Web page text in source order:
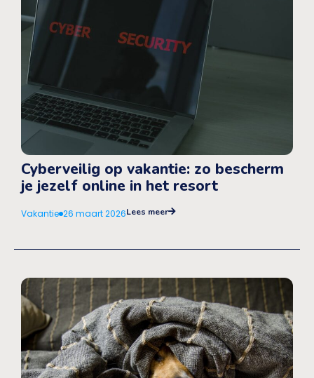
Cyberveilig op vakantie: zo bescherm
je jezelf online in het resort
Vakantie 26 maart 2026Lees meer